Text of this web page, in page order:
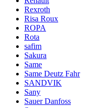
Rexroth
Risa Roux
ROPA
Rota
safim
Sakura
Same
Same Deutz Fahr
SANDVIK
Sany
Sauer Danfoss